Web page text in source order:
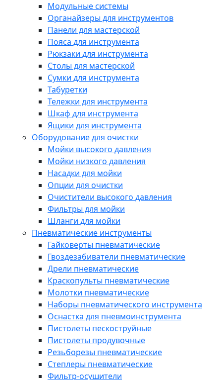
Модульные системы
Органайзеры для инструментов
Панели для мастерской
Пояса для инструмента
Рюкзаки для инструмента
Столы для мастерской
Сумки для инструмента
Табуретки
Тележки для инструмента
Шкаф для инструмента
Ящики для инструмента
Оборудование для очистки
Мойки высокого давления
Мойки низкого давления
Насадки для мойки
Опции для очистки
Очистители высокого давления
Фильтры для мойки
Шланги для мойки
Пневматические инструменты
Гайковерты пневматические
Гвоздезабиватели пневматические
Дрели пневматические
Краскопульты пневматические
Молотки пневматические
Наборы пневматического инструмента
Оснастка для пневмоинструмента
Пистолеты пескоструйные
Пистолеты продувочные
Резьборезы пневматические
Степлеры пневматические
Фильтр-осушители